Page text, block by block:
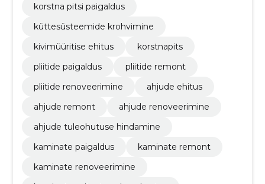
korstna pitsi paigaldus
küttesüsteemide krohvimine
kivimüüritise ehitus
korstnapits
pliitide paigaldus
pliitide remont
pliitide renoveerimine
ahjude ehitus
ahjude remont
ahjude renoveerimine
ahjude tuleohutuse hindamine
kaminate paigaldus
kaminate remont
kaminate renoveerimine